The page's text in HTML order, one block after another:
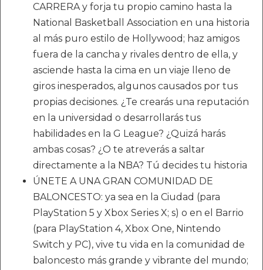
CARRERA y forja tu propio camino hasta la
National Basketball Association en una historia
al más puro estilo de Hollywood; haz amigos
fuera de la cancha y rivales dentro de ella, y
asciende hasta la cima en un viaje lleno de
giros inesperados, algunos causados por tus
propias decisiones. ¿Te crearás una reputación
en la universidad o desarrollarás tus
habilidades en la G League? ¿Quizá harás
ambas cosas? ¿O te atreverás a saltar
directamente a la NBA? Tú decides tu historia
ÚNETE A UNA GRAN COMUNIDAD DE
BALONCESTO: ya sea en la Ciudad (para
PlayStation 5 y Xbox Series X; s) o en el Barrio
(para PlayStation 4, Xbox One, Nintendo
Switch y PC), vive tu vida en la comunidad de
baloncesto más grande y vibrante del mundo;